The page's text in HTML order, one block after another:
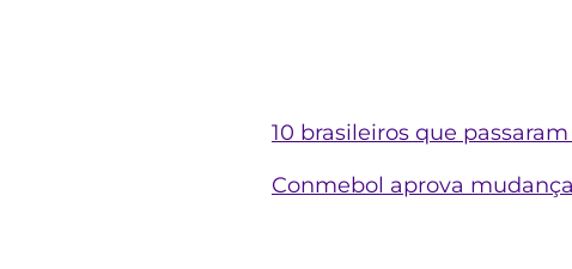
10 brasileiros que
Conmebol aprova